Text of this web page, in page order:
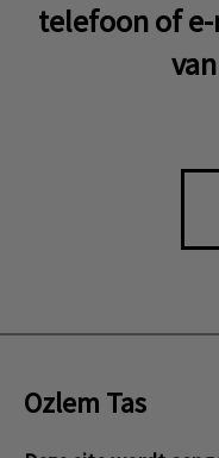
telefoon of
Ozlem Tas